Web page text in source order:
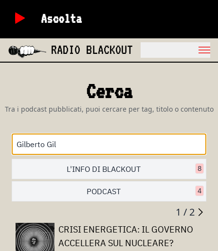
Ascolta
RADIO BLACKOUT
Cerca
Tra i podcast pubblicati, puoi cercare per tag, titolo o contenuto
L'INFO DI BLACKOUT 8
PODCAST 4
1 / 2
CRISI ENERGETICA: IL GOVERNO
ACCELLERA SUL NUCLEARE?